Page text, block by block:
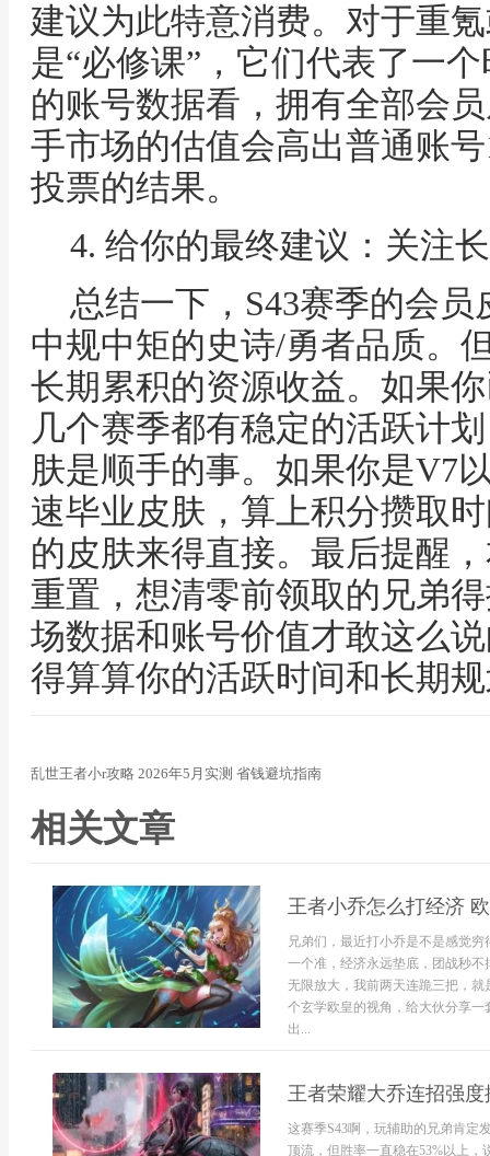
建议为此特意消费。对于重
是“必修课”，它们代表了一
的账号数据看，拥有全部会
手市场的估值会高出普通账
投票的结果。
4. 给你的最终建议：关注
总结一下，S43赛季的会
中规中矩的史诗/勇者品质。
长期累积的资源收益。如果
几个赛季都有稳定的活跃计
肤是顺手的事。如果你是V7
速毕业皮肤，算上积分攒取
的皮肤来得直接。最后提醒
重置，想清零前领取的兄弟
场数据和账号价值才敢这么
得算算你的活跃时间和长期
乱世王者小r攻略 2026年5月实测 省钱避坑指南
相关文章
王者小乔怎么打经济
兄弟们，最近打小乔是不是感觉
一个准，经济永远垫底，团战秒
无限放大，我前两天连跪三把，
个玄学欧皇的视角，给大伙分享
出...
王者荣耀大乔连招强
这赛季S43啊，玩辅助的兄弟肯定
顶流，但胜率一直稳在53%以上